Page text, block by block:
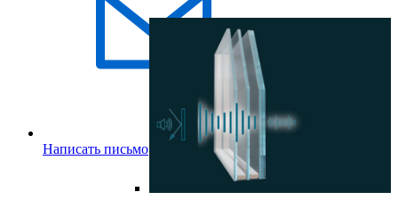
Написать письмо